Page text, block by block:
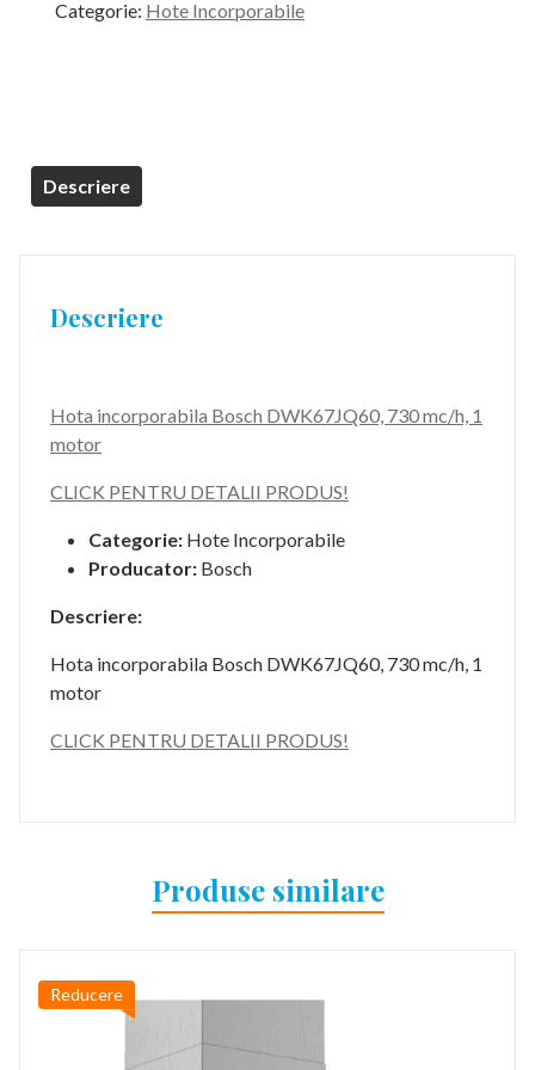
fost:
3.399,99 lei.
Categorie: Hote Incorporabile
Descriere
Descriere
Hota incorporabila Bosch DWK67JQ60, 730 mc/h, 1
motor
CLICK PENTRU DETALII PRODUS!
Categorie: Hote Incorporabile
Producator: Bosch
Descriere:
Hota incorporabila Bosch DWK67JQ60, 730 mc/h, 1
motor
CLICK PENTRU DETALII PRODUS!
Produse similare
Reducere